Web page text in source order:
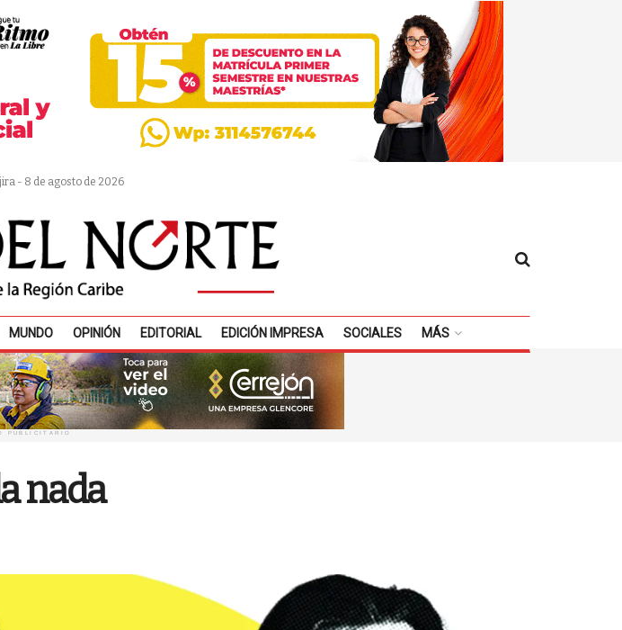
- 8 de agosto de 2026
MUNDO OPINIÓN EDITORIAL EDICIÓN IMPRESA SOCIALES MÁS
PUBLICITARIO
nada